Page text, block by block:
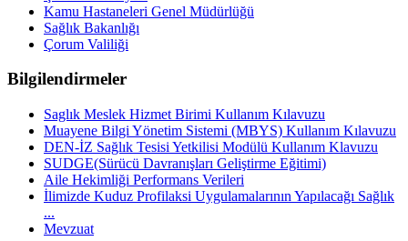
Kamu Hastaneleri Genel Müdürlüğü
Sağlık Bakanlığı
Çorum Valiliği
Bilgilendirmeler
Saglık Meslek Hizmet Birimi Kullanım Kılavuzu
Muayene Bilgi Yönetim Sistemi (MBYS) Kullanım Kılavuzu
DEN-İZ Sağlık Tesisi Yetkilisi Modülü Kullanım Klavuzu
SUDGE(Sürücü Davranışları Geliştirme Eğitimi)
Aile Hekimliği Performans Verileri
İlimizde Kuduz Profilaksi Uygulamalarının Yapılacağı Sağlık
...
Mevzuat